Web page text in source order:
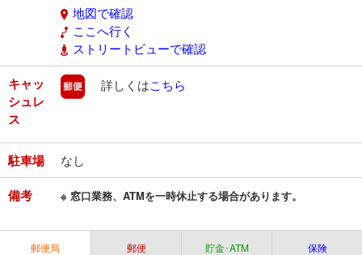
地図で確認
ここへ行く
ストリートビューで確認
キャッ
シュレ
ス
郵便
詳しくはこちら
駐車場 なし
備考 ※ 窓口業務、ATMを一時休止する場合があります。
郵便局 郵便 貯金･ATM 保険